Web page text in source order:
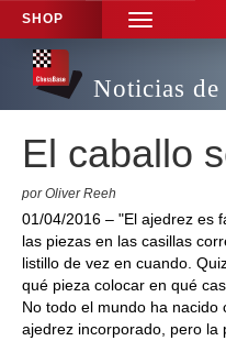
SHOP
TOGGLE
NAVIGATION
Noticias de
El caballo
por Oliver Reeh
01/04/2016 – "El ajedrez es
las piezas en las casillas
listillo de vez en cuando.
qué pieza colocar en qué
No todo el mundo ha
ajedrez incorporado, pero la